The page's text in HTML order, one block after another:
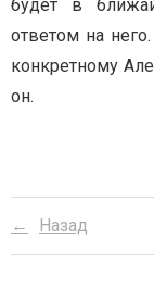
будет в
ответом на
конкретному
он.
Назад